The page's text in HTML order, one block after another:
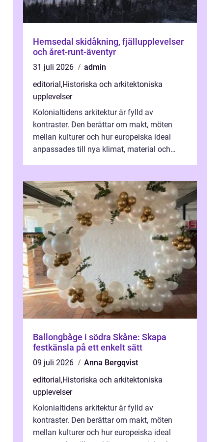
Hemsedal skidåkning, fjällupplevelser
och året-runt-äventyr
31 juli 2026
admin
editorial,Historiska och arkitektoniska
upplevelser
Kolonialtidens arkitektur är fylld av
kontraster. Den berättar om makt, möten
mellan kulturer och hur europeiska ideal
anpassades till nya klimat, material och
Ballongbåge i södra Skåne: Skapa
festkänsla på ett enkelt sätt
09 juli 2026
Anna Bergqvist
editorial,Historiska och arkitektoniska
upplevelser
Kolonialtidens arkitektur är fylld av
kontraster. Den berättar om makt, möten
mellan kulturer och hur europeiska ideal